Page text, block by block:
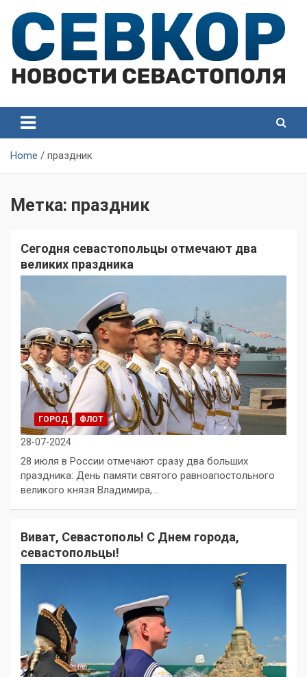
content
Севастополя
Севастополя
Home праздник
Метка: праздник
Сегодня севастопольцы отмечают два
великих праздника
ГОРОД ФЛОТ
28-07-2024
28 июля в России отмечают сразу два больших
праздника: День памяти святого равноапостольного
великого князя Владимира,…
Виват, Севастополь! С Днем города,
севастопольцы!